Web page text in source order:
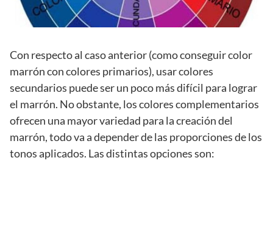
Con respecto al caso anterior (como conseguir color
marrón con colores primarios), usar colores
secundarios puede ser un poco más difícil para lograr
el marrón. No obstante, los colores complementarios
ofrecen una mayor variedad para la creación del
marrón, todo va a depender de las proporciones de los
tonos aplicados. Las distintas opciones son: